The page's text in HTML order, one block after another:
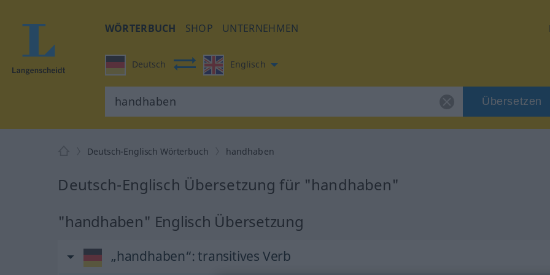
WÖRTERBUCH SHOP UNTERNEHMEN
Deutsch Englisch
Übersetzen
Deutsch-Englisch Wörterbuch handhaben
Deutsch-Englisch Übersetzung für "handhaben"
"handhaben" Englisch Übersetzung
„handhaben“: transitives Verb